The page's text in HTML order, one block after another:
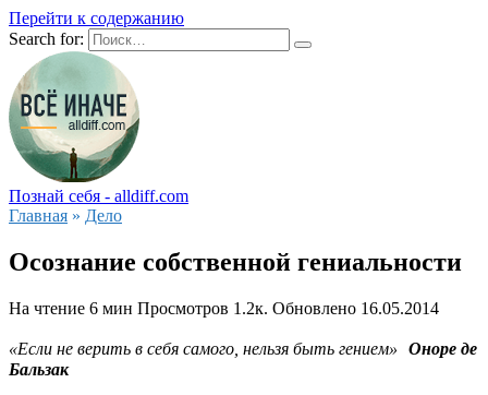
Перейти к содержанию
Search for:
Познай себя - alldiff.com
Главная » Дело
Осознание собственной гениальности
На чтение 6 мин Просмотров 1.2к. Обновлено 16.05.2014
«Если не верить в себя самого, нельзя быть гением» Оноре де
Бальзак